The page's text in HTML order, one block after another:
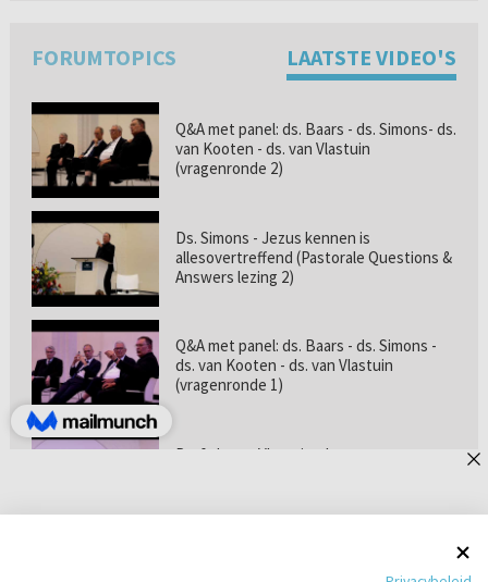
FORUMTOPICS LAATSTE VIDEO'S
Q&A met panel: ds. Baars - ds. Simons- ds.
van Kooten - ds. van Vlastuin
(vragenronde 2)
Ds. Simons - Jezus kennen is
allesovertreffend (Pastorale Questions &
Answers lezing 2)
Q&A met panel: ds. Baars - ds. Simons -
ds. van Kooten - ds. van Vlastuin
(vragenronde 1)
Prof. dr. van Vlastuin - Is